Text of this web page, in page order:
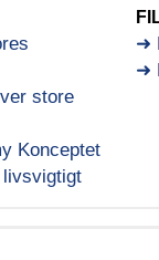
store
Konceptet
➜
➜